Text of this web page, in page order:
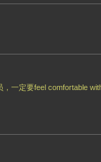
一定要feel comfortable